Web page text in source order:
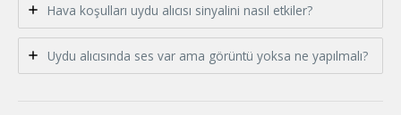
Hava koşulları uydu alıcısı sinyalini nasıl etkiler?
Uydu alıcısında ses var ama görüntü yoksa ne yapılmalı?